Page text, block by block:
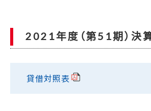
2021年度（第51期）決
貸借対照表